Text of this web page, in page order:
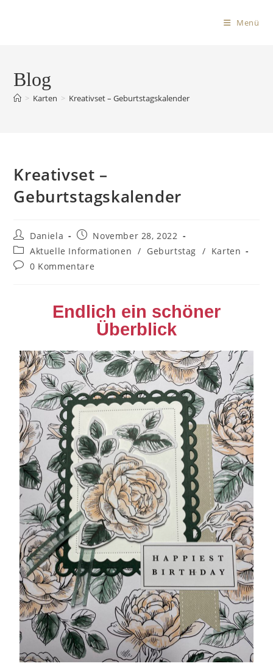
Menü
Blog
> Karten > Kreativset – Geburtstagskalender
Kreativset –
Geburtstagskalender
Daniela
November 28, 2022
Aktuelle Informationen / Geburtstag / Karten
0 Kommentare
Endlich ein schöner
Überblick